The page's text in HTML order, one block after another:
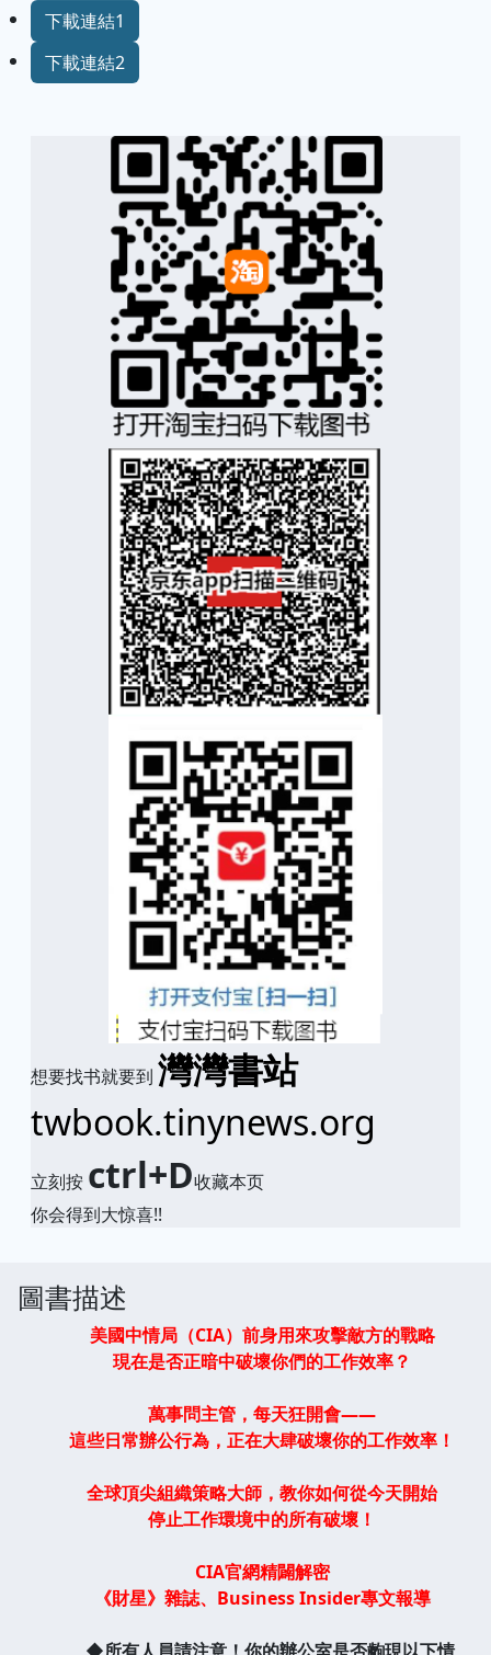
下載連結1
下載連結2
想要找书就要到 灣灣書站
twbook.tinynews.org
立刻按 ctrl+D收藏本页
你会得到大惊喜!!
圖書描述
美國中情局（CIA）前身用來攻擊敵方的戰略
現在是否正暗中破壞你們的工作效率？
萬事問主管，每天狂開會——
這些日常辦公行為，正在大肆破壞你的工作效率！
全球頂尖組織策略大師，教你如何從今天開始
停止工作環境中的所有破壞！
CIA官網精闢解密
《財星》雜誌、Business Insider專文報導